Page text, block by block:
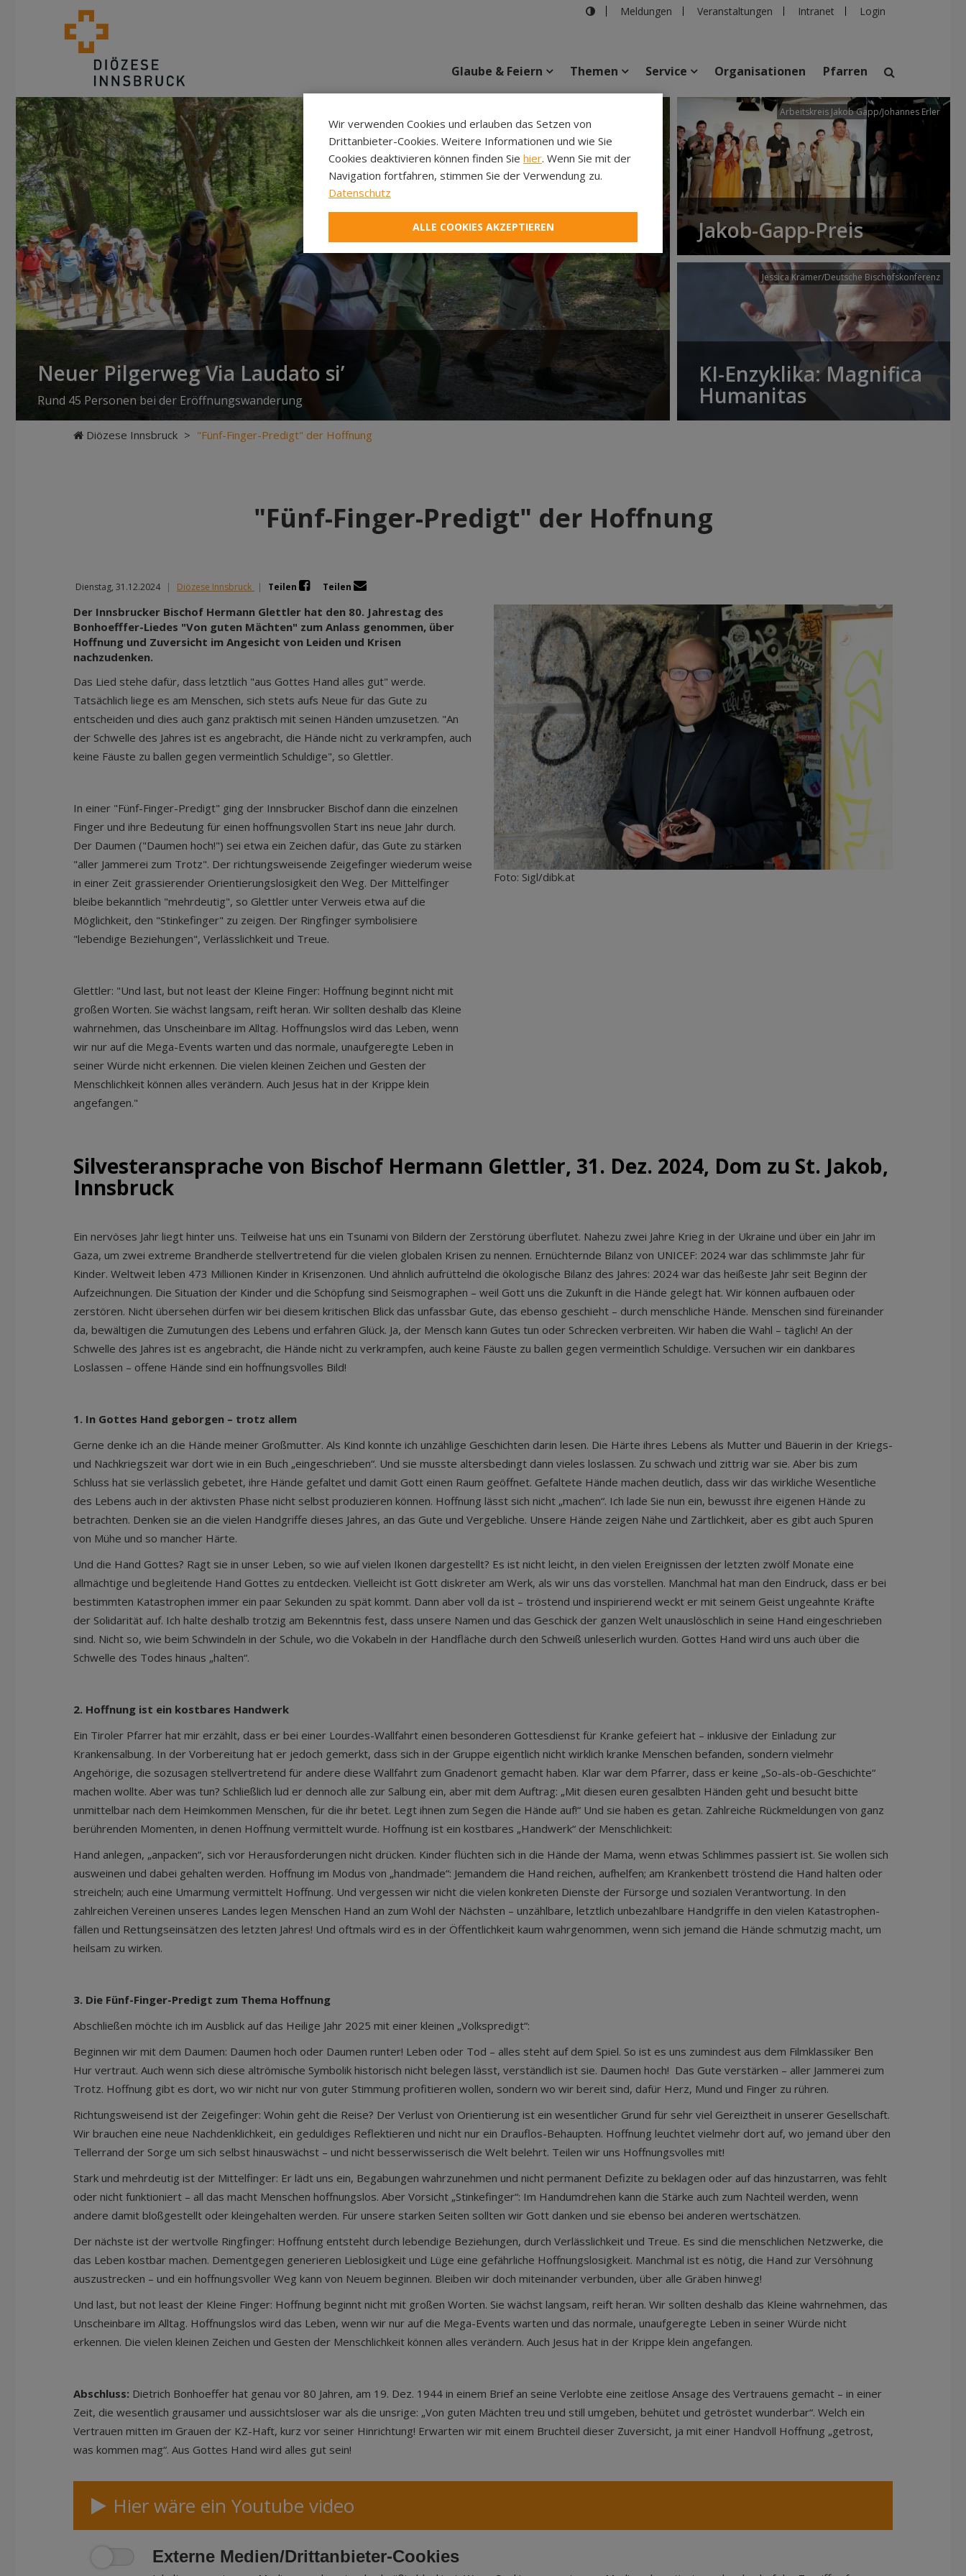
Meldungen Veranstaltungen Intranet Login
suchen
Veranstaltungen Personen Pfarren Einrichtungen
Glaube & Feiern Themen Service Organisationen Pfarren
Neuer Pilgerweg Via Laudato si’
Rund 45 Personen bei der Eröffnungswanderung
Arbeitskreis Jakob Gapp/Johannes Erler
Jakob-Gapp-Preis
Jessica Krämer/Deutsche Bischofskonferenz
KI-Enzyklika: Magnifica
Humanitas
Diözese Innsbruck > "Fünf-Finger-Predigt" der Hoffnung
"Fünf-Finger-Predigt" der Hoffnung
Dienstag, 31.12.2024 | Diözese Innsbruck | Teilen Teilen
Der Innsbrucker Bischof Hermann Glettler hat den 80. Jahrestag des
Bonhoefffer-Liedes "Von guten Mächten" zum Anlass genommen, über
Hoffnung und Zuversicht im Angesicht von Leiden und Krisen
nachzudenken.
Das Lied stehe dafür, dass letztlich "aus Gottes Hand alles gut" werde.
Tatsächlich liege es am Menschen, sich stets aufs Neue für das Gute zu
entscheiden und dies auch ganz praktisch mit seinen Händen umzusetzen. "An
der Schwelle des Jahres ist es angebracht, die Hände nicht zu verkrampfen, auch
keine Fäuste zu ballen gegen vermeintlich Schuldige", so Glettler.
In einer "Fünf-Finger-Predigt" ging der Innsbrucker Bischof dann die einzelnen
Finger und ihre Bedeutung für einen hoffnungsvollen Start ins neue Jahr durch.
Der Daumen ("Daumen hoch!") sei etwa ein Zeichen dafür, das Gute zu stärken
"aller Jammerei zum Trotz". Der richtungsweisende Zeigefinger wiederum weise
in einer Zeit grassierender Orientierungslosigkeit den Weg. Der Mittelfinger
bleibe bekanntlich "mehrdeutig", so Glettler unter Verweis etwa auf die
Möglichkeit, den "Stinkefinger" zu zeigen. Der Ringfinger symbolisiere
"lebendige Beziehungen", Verlässlichkeit und Treue.
Glettler: "Und last, but not least der Kleine Finger: Hoffnung beginnt nicht mit
großen Worten. Sie wächst langsam, reift heran. Wir sollten deshalb das Kleine
wahrnehmen, das Unscheinbare im Alltag. Hoffnungslos wird das Leben, wenn
wir nur auf die Mega-Events warten und das normale, unaufgeregte Leben in
seiner Würde nicht erkennen. Die vielen kleinen Zeichen und Gesten der
Menschlichkeit können alles verändern. Auch Jesus hat in der Krippe klein
angefangen."
Foto: Sigl/dibk.at
Silvesteransprache von Bischof Hermann Glettler, 31. Dez. 2024, Dom zu St. Jakob,
Innsbruck
Ein nervöses Jahr liegt hinter uns. Teilweise hat uns ein Tsunami von Bildern der Zerstörung überflutet. Nahezu zwei Jahre Krieg in der Ukraine und über ein Jahr im
Gaza, um zwei extreme Brandherde stellvertretend für die vielen globalen Krisen zu nennen. Ernüchternde Bilanz von UNICEF: 2024 war das schlimmste Jahr für
Kinder. Weltweit leben 473 Millionen Kinder in Krisenzonen. Und ähnlich aufrüttelnd die ökologische Bilanz des Jahres: 2024 war das heißeste Jahr seit Beginn der
Aufzeichnungen. Die Situation der Kinder und die Schöpfung sind Seismographen – weil Gott uns die Zukunft in die Hände gelegt hat. Wir können aufbauen oder
zerstören. Nicht übersehen dürfen wir bei diesem kritischen Blick das unfassbar Gute, das ebenso geschieht – durch menschliche Hände. Menschen sind füreinander
da, bewältigen die Zumutungen des Lebens und erfahren Glück. Ja, der Mensch kann Gutes tun oder Schrecken verbreiten. Wir haben die Wahl – täglich! An der
Schwelle des Jahres ist es angebracht, die Hände nicht zu verkrampfen, auch keine Fäuste zu ballen gegen vermeintlich Schuldige. Versuchen wir ein dankbares
Loslassen – offene Hände sind ein hoffnungsvolles Bild!
1. In Gottes Hand geborgen – trotz allem
Gerne denke ich an die Hände meiner Großmutter. Als Kind konnte ich unzählige Geschichten darin lesen. Die Härte ihres Lebens als Mutter und Bäuerin in der Kriegs-
und Nachkriegszeit war dort wie in ein Buch „eingeschrieben“. Und sie musste altersbedingt dann vieles loslassen. Zu schwach und zittrig war sie. Aber bis zum
Schluss hat sie verlässlich gebetet, ihre Hände gefaltet und damit Gott einen Raum geöffnet. Gefaltete Hände machen deutlich, dass wir das wirkliche Wesentliche
des Lebens auch in der aktivsten Phase nicht selbst produzieren können. Hoffnung lässt sich nicht „machen“. Ich lade Sie nun ein, bewusst ihre eigenen Hände zu
betrachten. Denken sie an die vielen Handgriffe dieses Jahres, an das Gute und Vergebliche. Unsere Hände zeigen Nähe und Zärtlichkeit, aber es gibt auch Spuren
von Mühe und so mancher Härte.
Und die Hand Gottes? Ragt sie in unser Leben, so wie auf vielen Ikonen dargestellt? Es ist nicht leicht, in den vielen Ereignissen der letzten zwölf Monate eine
allmächtige und begleitende Hand Gottes zu entdecken. Vielleicht ist Gott diskreter am Werk, als wir uns das vorstellen. Manchmal hat man den Eindruck, dass er bei
bestimmten Katastrophen immer ein paar Sekunden zu spät kommt. Dann aber voll da ist – tröstend und inspirierend weckt er mit seinem Geist ungeahnte Kräfte
der Solidarität auf. Ich halte deshalb trotzig am Bekenntnis fest, dass unsere Namen und das Geschick der ganzen Welt unauslöschlich in seine Hand eingeschrieben
sind. Nicht so, wie beim Schwindeln in der Schule, wo die Vokabeln in der Handfläche durch den Schweiß unleserlich wurden. Gottes Hand wird uns auch über die
Schwelle des Todes hinaus „halten“.
2. Hoffnung ist ein kostbares Handwerk
Ein Tiroler Pfarrer hat mir erzählt, dass er bei einer Lourdes-Wallfahrt einen besonderen Gottesdienst für Kranke gefeiert hat – inklusive der Einladung zur
Krankensalbung. In der Vorbereitung hat er jedoch gemerkt, dass sich in der Gruppe eigentlich nicht wirklich kranke Menschen befanden, sondern vielmehr
Angehörige, die sozusagen stellvertretend für andere diese Wallfahrt zum Gnadenort gemacht haben. Klar war dem Pfarrer, dass er keine „So-als-ob-Geschichte“
machen wollte. Aber was tun? Schließlich lud er dennoch alle zur Salbung ein, aber mit dem Auftrag: „Mit diesen euren gesalbten Händen geht und besucht bitte
unmittelbar nach dem Heimkommen Menschen, für die ihr betet. Legt ihnen zum Segen die Hände auf!“ Und sie haben es getan. Zahlreiche Rückmeldungen von ganz
berührenden Momenten, in denen Hoffnung vermittelt wurde. Hoffnung ist ein kostbares „Handwerk“ der Menschlichkeit:
Hand anlegen, „anpacken“, sich vor Herausforderungen nicht drücken. Kinder flüchten sich in die Hände der Mama, wenn etwas Schlimmes passiert ist. Sie wollen sich
ausweinen und dabei gehalten werden. Hoffnung im Modus von „handmade“: Jemandem die Hand reichen, aufhelfen; am Krankenbett tröstend die Hand halten oder
streicheln; auch eine Umarmung vermittelt Hoffnung. Und vergessen wir nicht die vielen konkreten Dienste der Fürsorge und sozialen Verantwortung. In den
zahlreichen Vereinen unseres Landes legen Menschen Hand an zum Wohl der Nächsten – unzählbare, letztlich unbezahlbare Handgriffe in den vielen Katastrophen-
fällen und Rettungseinsätzen des letzten Jahres! Und oftmals wird es in der Öffentlichkeit kaum wahrgenommen, wenn sich jemand die Hände schmutzig macht, um
heilsam zu wirken.
3. Die Fünf-Finger-Predigt zum Thema Hoffnung
Abschließen möchte ich im Ausblick auf das Heilige Jahr 2025 mit einer kleinen „Volkspredigt“:
Beginnen wir mit dem Daumen: Daumen hoch oder Daumen runter! Leben oder Tod – alles steht auf dem Spiel. So ist es uns zumindest aus dem Filmklassiker Ben
Hur vertraut. Auch wenn sich diese altrömische Symbolik historisch nicht belegen lässt, verständlich ist sie. Daumen hoch! Das Gute verstärken – aller Jammerei zum
Trotz. Hoffnung gibt es dort, wo wir nicht nur von guter Stimmung profitieren wollen, sondern wo wir bereit sind, dafür Herz, Mund und Finger zu rühren.
Richtungsweisend ist der Zeigefinger: Wohin geht die Reise? Der Verlust von Orientierung ist ein wesentlicher Grund für sehr viel Gereiztheit in unserer Gesellschaft.
Wir brauchen eine neue Nachdenklichkeit, ein geduldiges Reflektieren und nicht nur ein Drauflos-Behaupten. Hoffnung leuchtet vielmehr dort auf, wo jemand über den
Tellerrand der Sorge um sich selbst hinauswächst – und nicht besserwisserisch die Welt belehrt. Teilen wir uns Hoffnungsvolles mit!
Stark und mehrdeutig ist der Mittelfinger: Er lädt uns ein, Begabungen wahrzunehmen und nicht permanent Defizite zu beklagen oder auf das hinzustarren, was fehlt
oder nicht funktioniert – all das macht Menschen hoffnungslos. Aber Vorsicht „Stinkefinger“: Im Handumdrehen kann die Stärke auch zum Nachteil werden, wenn
andere damit bloßgestellt oder kleingehalten werden. Für unsere starken Seiten sollten wir Gott danken und sie ebenso bei anderen wertschätzen.
Der nächste ist der wertvolle Ringfinger: Hoffnung entsteht durch lebendige Beziehungen, durch Verlässlichkeit und Treue. Es sind die menschlichen Netzwerke, die
das Leben kostbar machen. Dementgegen generieren Lieblosigkeit und Lüge eine gefährliche Hoffnungslosigkeit. Manchmal ist es nötig, die Hand zur Versöhnung
auszustrecken – und ein hoffnungsvoller Weg kann von Neuem beginnen. Bleiben wir doch miteinander verbunden, über alle Gräben hinweg!
Und last, but not least der Kleine Finger: Hoffnung beginnt nicht mit großen Worten. Sie wächst langsam, reift heran. Wir sollten deshalb das Kleine wahrnehmen, das
Unscheinbare im Alltag. Hoffnungslos wird das Leben, wenn wir nur auf die Mega-Events warten und das normale, unaufgeregte Leben in seiner Würde nicht
erkennen. Die vielen kleinen Zeichen und Gesten der Menschlichkeit können alles verändern. Auch Jesus hat in der Krippe klein angefangen.
Abschluss: Dietrich Bonhoeffer hat genau vor 80 Jahren, am 19. Dez. 1944 in einem Brief an seine Verlobte eine zeitlose Ansage des Vertrauens gemacht – in einer
Zeit, die wesentlich grausamer und aussichtsloser war als die unsrige: „Von guten Mächten treu und still umgeben, behütet und getröstet wunderbar“. Welch ein
Vertrauen mitten im Grauen der KZ-Haft, kurz vor seiner Hinrichtung! Erwarten wir mit einem Bruchteil dieser Zuversicht, ja mit einer Handvoll Hoffnung „getrost,
was kommen mag“. Aus Gottes Hand wird alles gut sein!
Hier wäre ein Youtube video
Externe Medien/Drittanbieter-Cookies
Wir verwenden Cookies und erlauben das Setzen von
Drittanbieter-Cookies. Weitere Informationen und wie Sie
Cookies deaktivieren können finden Sie hier. Wenn Sie mit der
Navigation fortfahren, stimmen Sie der Verwendung zu.
Datenschutz
ALLE COOKIES AKZEPTIEREN